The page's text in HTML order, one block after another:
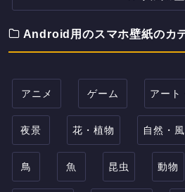
Android用のスマホ壁紙のカ
アニメ ゲーム アート
夜景 花・植物 自然・
鳥 魚 昆虫 動物